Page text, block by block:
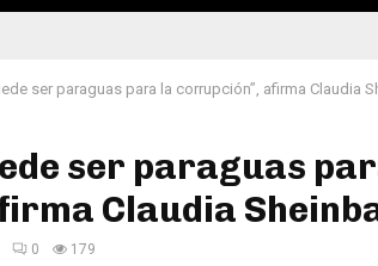
ser paraguas para la corrupción”, afirma Claudia
ser paraguas
Claudia
0 179